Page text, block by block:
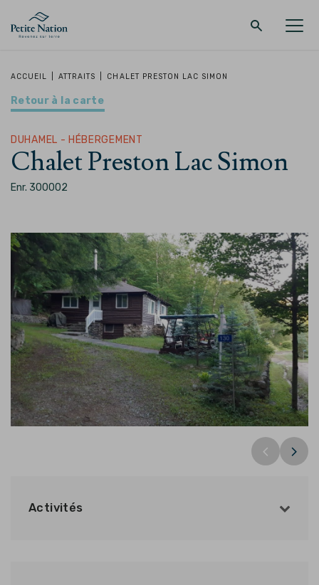
Retour au menu principal
LA RÉGION
Retour au menu principal
PROMENADES – QUOI FAIRE
Retour au menu principal
HÉBERGEMENT
Retour au menu principal
RESTAURANT
ACCUEIL ATTRAITS CHALET PRESTON LAC SIMON
Retour à la carte
DUHAMEL - HÉBERGEMENT
Chalet Preston Lac Simon
Enr. 300002
Activités